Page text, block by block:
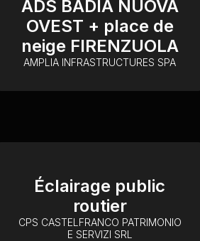
ADS BADIA NUOVA
OVEST + place de
neige FIRENZUOLA
AMPLIA INFRASTRUCTURES SPA
Éclairage public
routier
CPS CASTELFRANCO PATRIMONIO
E SERVIZI SRL